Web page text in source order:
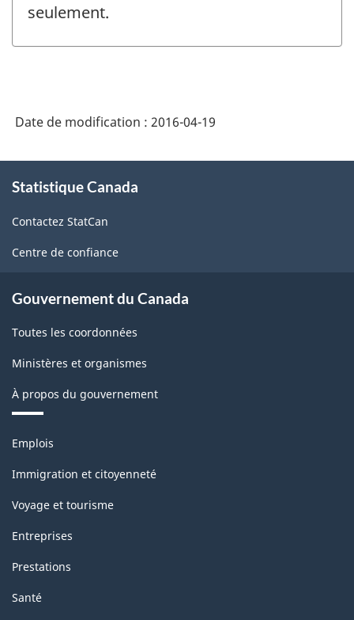
seulement.
Date de modification : 2016-04-19
propos
ce
site
Statistique Canada
Contactez StatCan
Centre de confiance
Gouvernement du Canada
Toutes les coordonnées
Ministères et organismes
À propos du gouvernement
Thèmes
sujets
Emplois
Immigration et citoyenneté
Voyage et tourisme
Entreprises
Prestations
Santé